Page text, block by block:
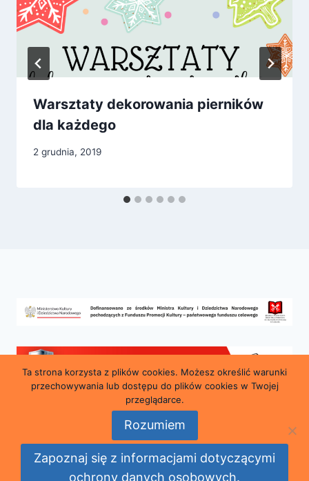
Warsztaty dekorowania pierników
dla każdego
2 grudnia, 2019
© 2026 Miejska i Powiatowa Biblioteka Publiczna
im. Marii Konopnickiej w Lubaniu
Ta strona korzysta z plików cookies. Możesz określić warunki
przechowywania lub dostępu do plików cookies w Twojej
przeglądarce.
Rozumiem
Zapoznaj się z informacjami dotyczącymi
ochrony danych osobowych.